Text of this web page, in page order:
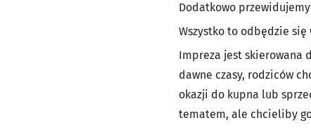
Dodatkowo
Wszystko to odbędzie
Impreza jest skierowana
dawne czasy, rodziców
okazji do kupna lub
tematem, ale chcieliby